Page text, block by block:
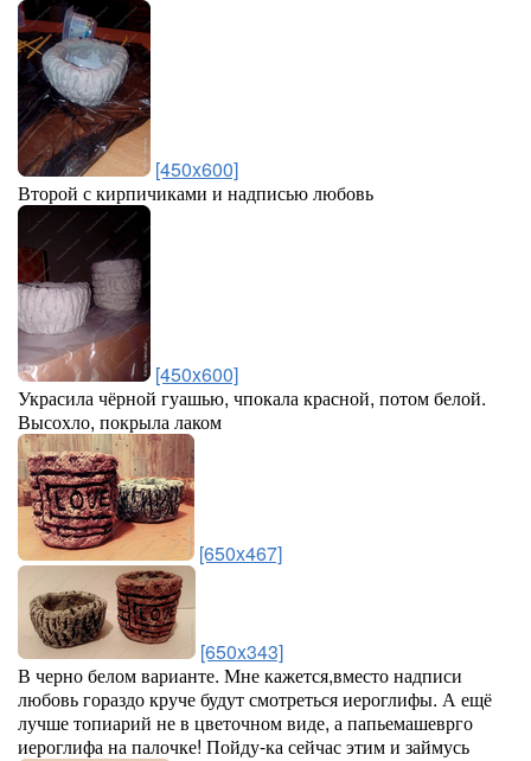
[450x600]
Второй с кирпичиками и надписью любовь
[450x600]
Украсила чёрной гуашью, чпокала красной, потом белой.
Высохло, покрыла лаком
[650x467]
[650x343]
В черно белом варианте. Мне кажется,вместо надписи
любовь гораздо круче будут смотреться иероглифы. А ещё
лучше топиарий не в цветочном виде, а папьемашеврго
иероглифа на палочке! Пойду-ка сейчас этим и займусь